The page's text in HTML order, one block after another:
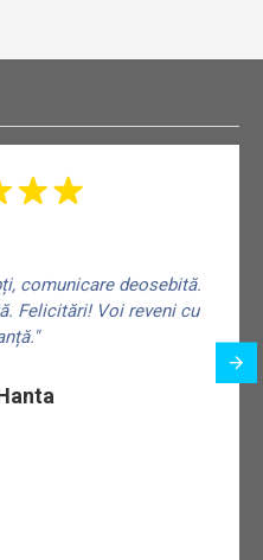
comunicare deosebită.
Felicitări! Voi reveni cu